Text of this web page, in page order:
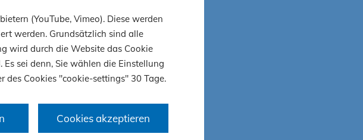
(YouTube, Vimeo). Diese werden
werden. Grundsätzlich sind alle
wird durch die Website das Cookie
sei denn, Sie wählen die Einstellung
des Cookies "cookie-settings" 30 Tage.
Cookies akzeptieren
Leica Rugby